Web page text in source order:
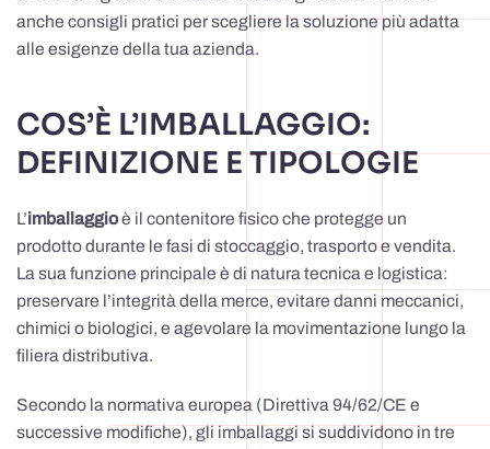
anche consigli pratici per scegliere la soluzione più adatta
alle esigenze della tua azienda.
COS’È L’IMBALLAGGIO:
DEFINIZIONE E TIPOLOGIE
L’imballaggioè il contenitore fisico che protegge un
prodotto durante le fasi di stoccaggio, trasporto e vendita.
La sua funzione principale è di natura tecnica e logistica:
preservare l’integrità della merce, evitare danni meccanici,
chimici o biologici, e agevolare la movimentazione lungo la
filiera distributiva.
Secondo la normativa europea (Direttiva 94/62/CE e
successive modifiche), gli imballaggi si suddividono in tre